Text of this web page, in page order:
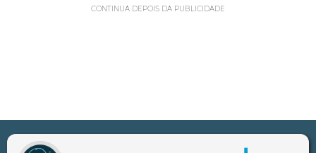
CONTINUA DEPOIS DA PUBLICIDADE